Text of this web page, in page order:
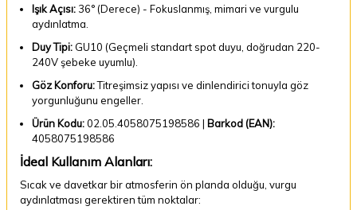
Işık Açısı: 36° (Derece) - Fokuslanmış, mimari ve vurgulu
aydınlatma.
Duy Tipi: GU10 (Geçmeli standart spot duyu, doğrudan 220-
240V şebeke uyumlu).
Göz Konforu:Titreşimsiz yapısı ve dinlendirici tonuyla göz
yorgunluğunu engeller.
Ürün Kodu:02.05.4058075198586 | Barkod (EAN):
4058075198586
İdeal Kullanım Alanları:
Sıcak ve davetkar bir atmosferin ön planda olduğu, vurgu
aydınlatması gerektiren tüm noktalar: